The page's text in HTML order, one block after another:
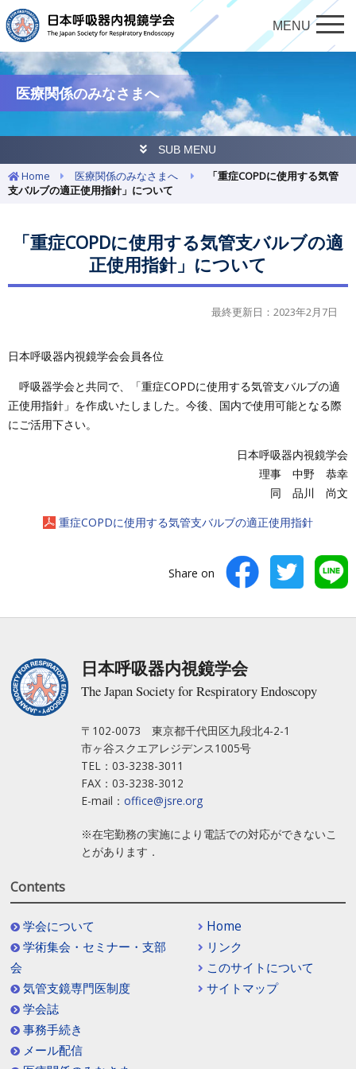
MENU
医療関係のみなさまへ
SUB MENU
Home 医療関係のみなさまへ
「重症COPDに使用する気管
支バルブの適正使用指針」について
「重症COPDに使用する気管支バルブの適
正使用指針」について
最終更新日：2023年2月7日
日本呼吸器内視鏡学会会員各位
呼吸器学会と共同で、「重症COPDに使用する気管支バルブの適
正使用指針」を作成いたしました。今後、国内で使用可能となる際
にご活用下さい。
日本呼吸器内視鏡学会
理事 中野 恭幸
同 品川 尚文
重症COPDに使用する気管支バルブの適正使用指針
Share on
日本呼吸器内視鏡学会
The Japan Society for Respiratory Endoscopy
〒102-0073 東京都千代田区九段北4-2-1
市ヶ谷スクエアレジデンス1005号
TEL：03-3238-3011
FAX：03-3238-3012
E-mail：office@jsre.org
※在宅勤務の実施により電話での対応ができないこ
とがあります．
Contents
学会について
学術集会・セミナー・支部
会
気管支鏡専門医制度
学会誌
事務手続き
メール配信
Home
リンク
このサイトについて
サイトマップ